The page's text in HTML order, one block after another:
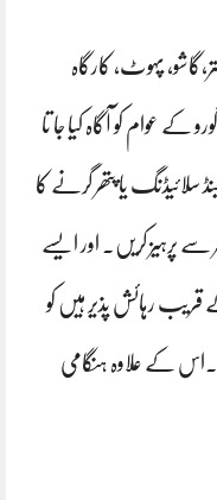
پہوٹ، کارگاہ
کے عوام کو آگاہ کیا جا تا
سلائیڈنگ یا پتھر گرنے کا
سے پرہیز کریں۔ اور ایسے
قریب رہائش پذیر ہیں کو
کے علاوہ ہنگامی